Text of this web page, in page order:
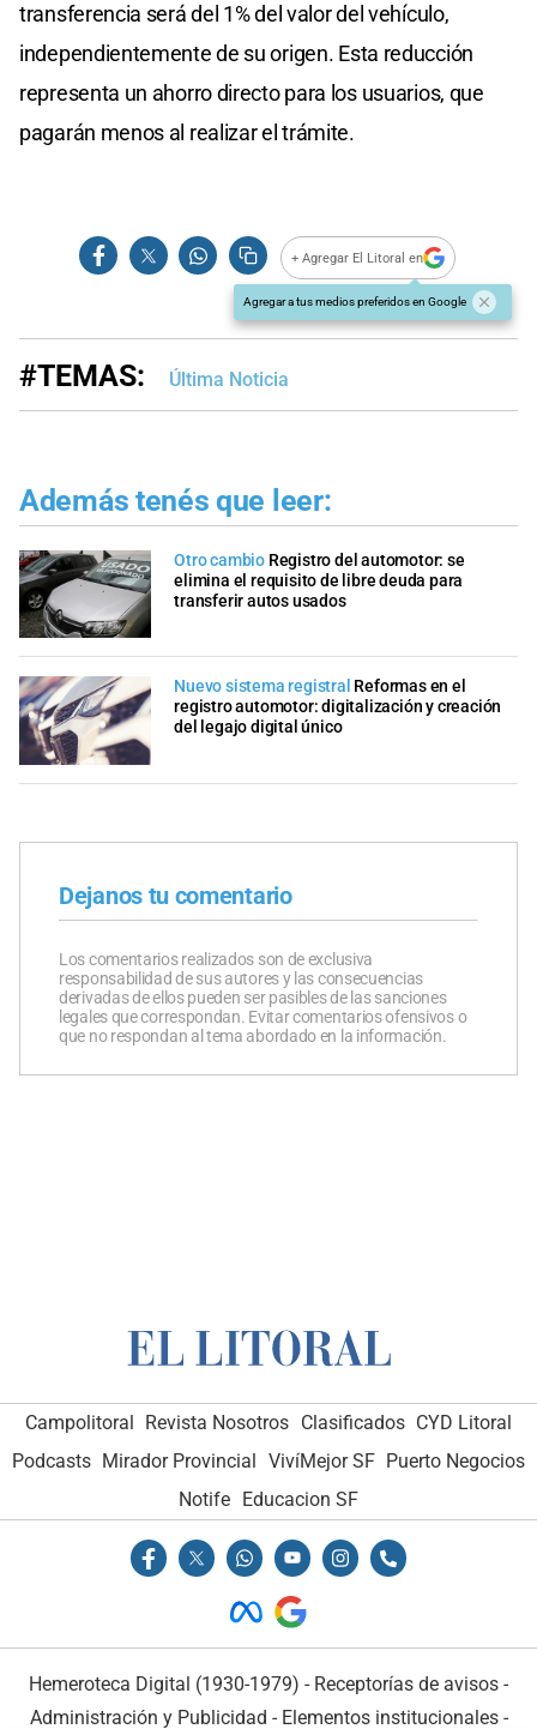
transferencia será del 1% del valor del vehículo,
independientemente de su origen. Esta reducción
representa un ahorro directo para los usuarios, que
pagarán menos al realizar el trámite.
+ Agregar El Litoral en
Agregar a tus medios preferidos en Google
#TEMAS: Última Noticia
Además tenés que leer:
Otro cambio Registro del automotor: se
elimina el requisito de libre deuda para
transferir autos usados
Nuevo sistema registral Reformas en el
registro automotor: digitalización y creación
del legajo digital único
Dejanos tu comentario
Los comentarios realizados son de exclusiva
responsabilidad de sus autores y las consecuencias
derivadas de ellos pueden ser pasibles de las sanciones
legales que correspondan. Evitar comentarios ofensivos o
que no respondan al tema abordado en la información.
Campolitoral Revista Nosotros Clasificados CYD Litoral
Podcasts Mirador Provincial VivíMejor SF Puerto Negocios
Notife
Educacion SF
Hemeroteca Digital (1930-1979) - Receptorías de avisos -
Administración y Publicidad - Elementos institucionales-